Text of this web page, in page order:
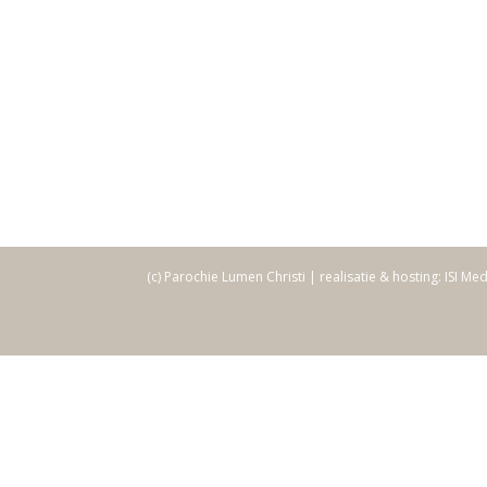
(c) Parochie Lumen Christi | realisatie & hosting: ISI